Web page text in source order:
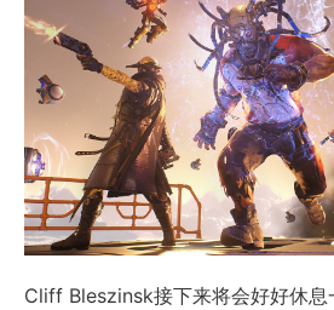
Cliff Bleszinsk接下来将会好好休息